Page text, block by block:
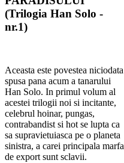
(Trilogia Han Solo -
nr.1)
Aceasta este povestea niciodata
spusa pana acum a tanarului
Han Solo. In primul volum al
acestei trilogii noi si incitante,
celebrul hoinar, pungas,
contrabandist si hot se lupta ca
sa supravietuiasca pe o planeta
sinistra, a carei principala marfa
de export sunt sclavii.